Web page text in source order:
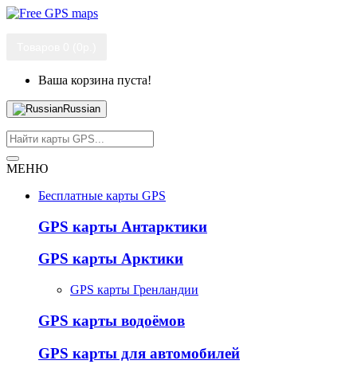
Ваша корзина пуста!
Russian
МЕНЮ
Бесплатные карты GPS
GPS карты Антарктики
GPS карты Арктики
GPS карты Гренландии
GPS карты водоёмов
GPS карты для автомобилей